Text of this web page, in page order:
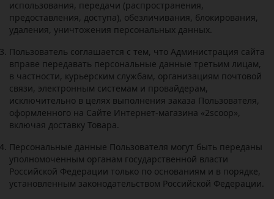
использования, передачи (распространения,
предоставления, доступа), обезличивания, блокирования,
удаления, уничтожения персональных данных.
Пользователь соглашается с тем, что Администрация сайта
вправе передавать персональные данные третьим лицам,
в частности, курьерским службам, организациям почтовой
связи, электронным системам и провайдерам,
исключительно в целях выполнения заказа Пользователя,
оформленного на Сайте Интернет-магазина «2scoop»,
включая доставку Товара.
Персональные данные Пользователя могут быть переданы
уполномоченным органам государственной власти
Российской Федерации только по основаниям и в порядке,
установленным законодательством Российской Федерации.